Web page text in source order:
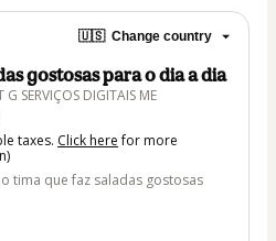
🇺🇸 Change country
gostosas para o dia a dia
SERVIÇOS DIGITAIS ME
taxes. Click herefor more
tima que faz saladas gostosas